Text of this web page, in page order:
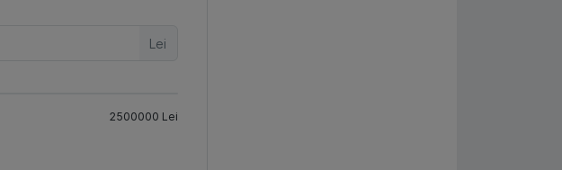
Lei
2500000 Lei